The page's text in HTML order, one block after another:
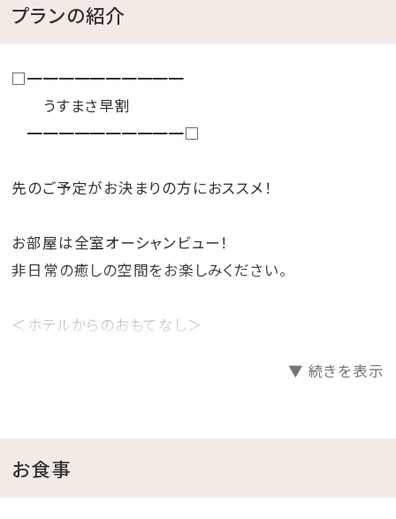
プランの紹介
□━━━━━━━━━━
うすまさ早割
━━━━━━━━━━□
先のご予定がお決まりの方におススメ！
お部屋は全室オーシャンビュー！
非日常の癒しの空間をお楽しみください。
＜ホテルからのおもてなし＞
（ホテル玄関と駐車場間のお車の移動をホテルスタッフ
・バスローブ・ビーチパーカー・セパレートタイプのナイ
トウェアをご用意
▼ 続きを表示
お食事